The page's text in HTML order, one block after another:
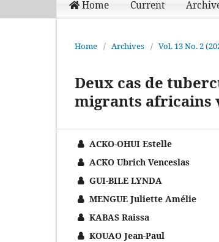
Home Current
Home / Archives / Vol. 13 No. 2
Deux cas de
migrants africains
ACKO-OHUI Estelle
ACKO Ubrich Venceslas
GUI-BILE LYNDA
MENGUE Juliette Amélie
KABAS Raissa
KOUAO Jean-Paul